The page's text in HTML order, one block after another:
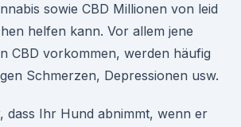
sowie CBD Millionen von leid
helfen kann. Vor allem jene
CBD vorkommen, werden häufig
Schmerzen, Depressionen usw.
dass Ihr Hund abnimmt, wenn er